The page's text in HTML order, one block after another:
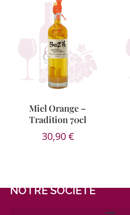
Miel Orange –
Tradition 70cl
30,90€
NOTRE SOCIÉTÉ